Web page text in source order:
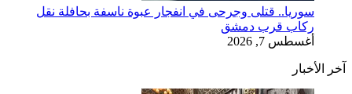
سوريا.. قتلى وجرحى في انفجار عبوة ناسفة بحافلة نقل
ركاب قرب دمشق
أغسطس 7, 2026
آخر الأخبار